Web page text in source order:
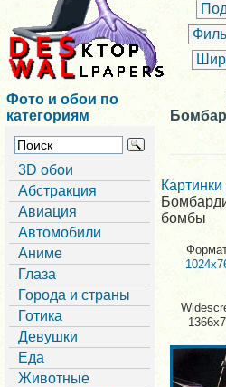
Фото и обои по
категориям
3D обои
Абстракция
Авиация
Автомобили
Аниме
Глаза
Города и страны
Готика
Девушки
Еда
Животные
бомбы